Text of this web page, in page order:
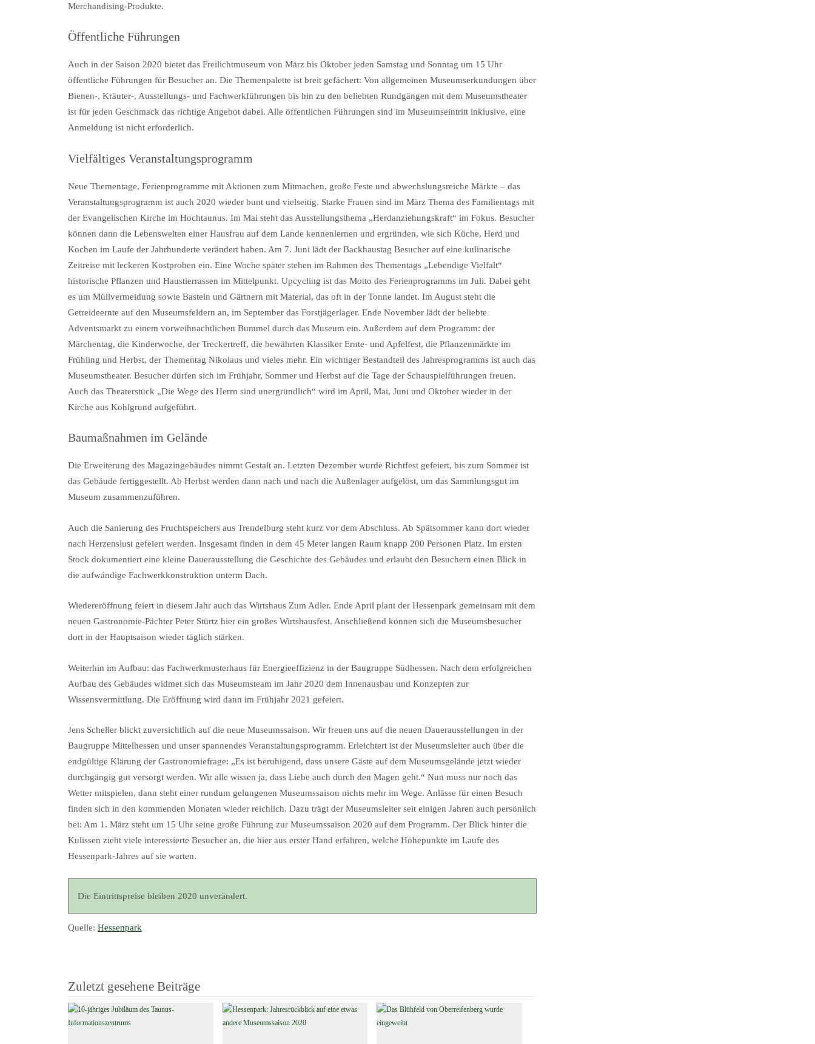
Merchandising-Produkte.
Öffentliche Führungen
Auch in der Saison 2020 bietet das Freilichtmuseum von März bis Oktober jeden Samstag und Sonntag um 15 Uhr
öffentliche Führungen für Besucher an. Die Themenpalette ist breit gefächert: Von allgemeinen Museumserkundungen über
Bienen-, Kräuter-, Ausstellungs- und Fachwerkführungen bis hin zu den beliebten Rundgängen mit dem Museumstheater
ist für jeden Geschmack das richtige Angebot dabei. Alle öffentlichen Führungen sind im Museumseintritt inklusive, eine
Anmeldung ist nicht erforderlich.
Vielfältiges Veranstaltungsprogramm
Neue Thementage, Ferienprogramme mit Aktionen zum Mitmachen, große Feste und abwechslungsreiche Märkte – das
Veranstaltungsprogramm ist auch 2020 wieder bunt und vielseitig. Starke Frauen sind im März Thema des Familientags mit
der Evangelischen Kirche im Hochtaunus. Im Mai steht das Ausstellungsthema „Herdanziehungskraft“ im Fokus. Besucher
können dann die Lebenswelten einer Hausfrau auf dem Lande kennenlernen und ergründen, wie sich Küche, Herd und
Kochen im Laufe der Jahrhunderte verändert haben. Am 7. Juni lädt der Backhaustag Besucher auf eine kulinarische
Zeitreise mit leckeren Kostproben ein. Eine Woche später stehen im Rahmen des Thementags „Lebendige Vielfalt“
historische Pflanzen und Haustierrassen im Mittelpunkt. Upcycling ist das Motto des Ferienprogramms im Juli. Dabei geht
es um Müllvermeidung sowie Basteln und Gärtnern mit Material, das oft in der Tonne landet. Im August steht die
Getreideernte auf den Museumsfeldern an, im September das Forstjägerlager. Ende November lädt der beliebte
Adventsmarkt zu einem vorweihnachtlichen Bummel durch das Museum ein. Außerdem auf dem Programm: der
Märchentag, die Kinderwoche, der Treckertreff, die bewährten Klassiker Ernte- und Apfelfest, die Pflanzenmärkte im
Frühling und Herbst, der Thementag Nikolaus und vieles mehr. Ein wichtiger Bestandteil des Jahresprogramms ist auch das
Museumstheater. Besucher dürfen sich im Frühjahr, Sommer und Herbst auf die Tage der Schauspielführungen freuen.
Auch das Theaterstück „Die Wege des Herrn sind unergründlich“ wird im April, Mai, Juni und Oktober wieder in der
Kirche aus Kohlgrund aufgeführt.
Baumaßnahmen im Gelände
Die Erweiterung des Magazingebäudes nimmt Gestalt an. Letzten Dezember wurde Richtfest gefeiert, bis zum Sommer ist
das Gebäude fertiggestellt. Ab Herbst werden dann nach und nach die Außenlager aufgelöst, um das Sammlungsgut im
Museum zusammenzuführen.
Auch die Sanierung des Fruchtspeichers aus Trendelburg steht kurz vor dem Abschluss. Ab Spätsommer kann dort wieder
nach Herzenslust gefeiert werden. Insgesamt finden in dem 45 Meter langen Raum knapp 200 Personen Platz. Im ersten
Stock dokumentiert eine kleine Dauerausstellung die Geschichte des Gebäudes und erlaubt den Besuchern einen Blick in
die aufwändige Fachwerkkonstruktion unterm Dach.
Wiedereröffnung feiert in diesem Jahr auch das Wirtshaus Zum Adler. Ende April plant der Hessenpark gemeinsam mit dem
neuen Gastronomie-Pächter Peter Stürtz hier ein großes Wirtshausfest. Anschließend können sich die Museumsbesucher
dort in der Hauptsaison wieder täglich stärken.
Weiterhin im Aufbau: das Fachwerkmusterhaus für Energieeffizienz in der Baugruppe Südhessen. Nach dem erfolgreichen
Aufbau des Gebäudes widmet sich das Museumsteam im Jahr 2020 dem Innenausbau und Konzepten zur
Wissensvermittlung. Die Eröffnung wird dann im Frühjahr 2021 gefeiert.
Jens Scheller blickt zuversichtlich auf die neue Museumssaison. Wir freuen uns auf die neuen Dauerausstellungen in der
Baugruppe Mittelhessen und unser spannendes Veranstaltungsprogramm. Erleichtert ist der Museumsleiter auch über die
endgültige Klärung der Gastronomiefrage: „Es ist beruhigend, dass unsere Gäste auf dem Museumsgelände jetzt wieder
durchgängig gut versorgt werden. Wir alle wissen ja, dass Liebe auch durch den Magen geht.“ Nun muss nur noch das
Wetter mitspielen, dann steht einer rundum gelungenen Museumssaison nichts mehr im Wege. Anlässe für einen Besuch
finden sich in den kommenden Monaten wieder reichlich. Dazu trägt der Museumsleiter seit einigen Jahren auch persönlich
bei: Am 1. März steht um 15 Uhr seine große Führung zur Museumssaison 2020 auf dem Programm. Der Blick hinter die
Kulissen zieht viele interessierte Besucher an, die hier aus erster Hand erfahren, welche Höhepunkte im Laufe des
Hessenpark-Jahres auf sie warten.
Die Eintrittspreise bleiben 2020 unverändert.
Quelle: Hessenpark
Zuletzt gesehene Beiträge